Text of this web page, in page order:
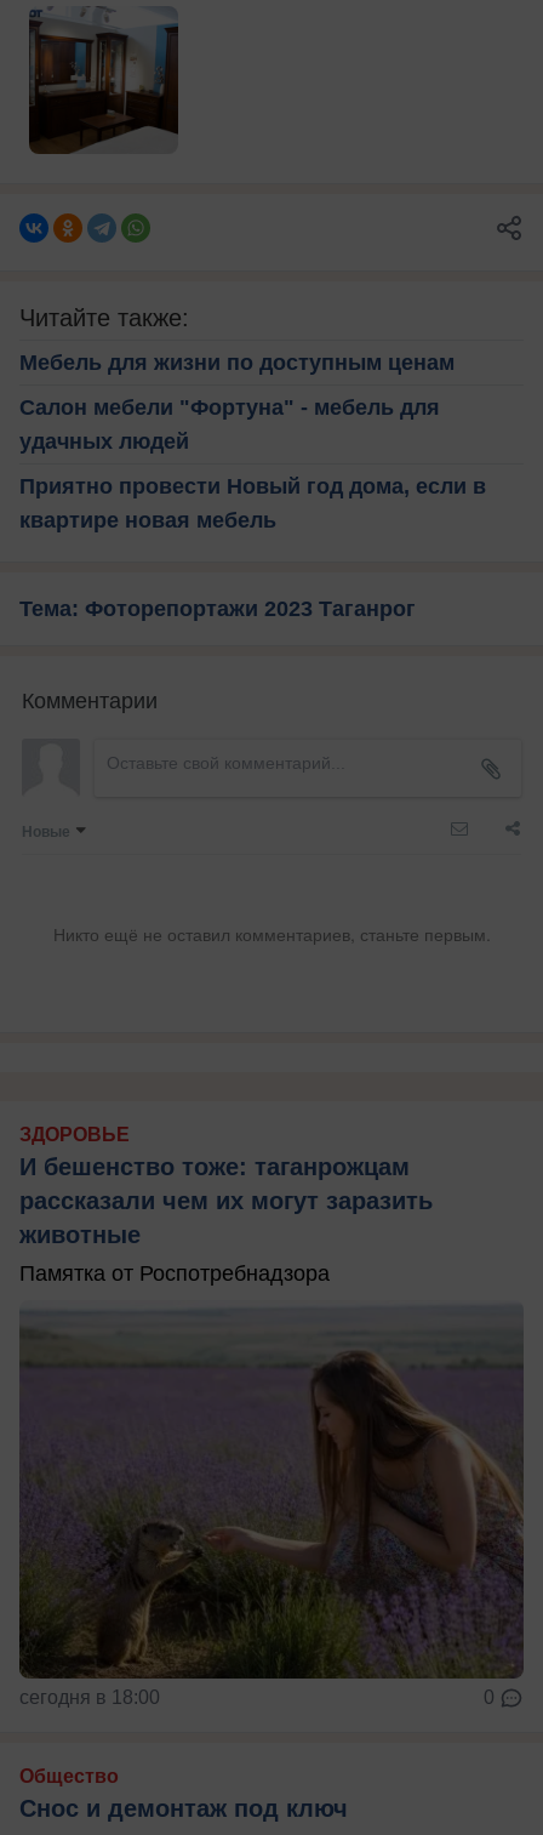
Читайте также:
Мебель для жизни по доступным ценам
Салон мебели "Фортуна" - мебель для
удачных людей
Приятно провести Новый год дома, если в
квартире новая мебель
Тема: Фоторепортажи 2023 Таганрог
Комментарии
Новые
Никто ещё не оставил комментариев, станьте первым.
ЗДОРОВЬЕ
И бешенство тоже: таганрожцам
рассказали чем их могут заразить
животные
Памятка от Роспотребнадзора
сегодня в 18:00 0
Общество
Снос и демонтаж под ключ